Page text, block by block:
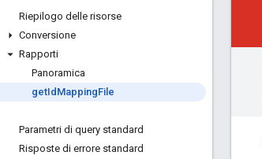
Riepilogo delle risorse
Conversione
Rapporti
Panoramica
getId MappingFile
Parametri di query standard
Risposte di errore standard